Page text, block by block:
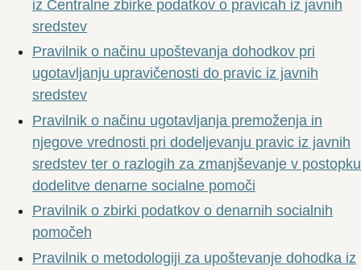
iz Centralne zbirke podatkov o pravicah iz javnih
sredstev
Pravilnik o načinu upoštevanja dohodkov pri
ugotavljanju upravičenosti do pravic iz javnih
sredstev
Pravilnik o načinu ugotavljanja premoženja in
njegove vrednosti pri dodeljevanju pravic iz javnih
sredstev ter o razlogih za zmanjševanje v postopku
dodelitve denarne socialne pomoči
Pravilnik o zbirki podatkov o denarnih socialnih
pomočeh
Pravilnik o metodologiji za upoštevanje dohodka iz